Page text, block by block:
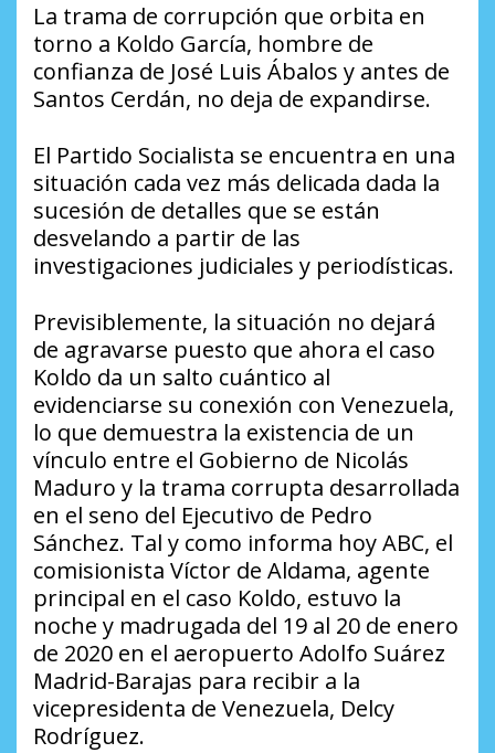
La trama de corrupción que orbita en
torno a Koldo García, hombre de
confianza de José Luis Ábalos y antes de
Santos Cerdán, no deja de expandirse.
El Partido Socialista se encuentra en una
situación cada vez más delicada dada la
sucesión de detalles que se están
desvelando a partir de las
investigaciones judiciales y periodísticas.
Previsiblemente, la situación no dejará
de agravarse puesto que ahora el caso
Koldo da un salto cuántico al
evidenciarse su conexión con Venezuela,
lo que demuestra la existencia de un
vínculo entre el Gobierno de Nicolás
Maduro y la trama corrupta desarrollada
en el seno del Ejecutivo de Pedro
Sánchez. Tal y como informa hoy ABC, el
comisionista Víctor de Aldama, agente
principal en el caso Koldo, estuvo la
noche y madrugada del 19 al 20 de enero
de 2020 en el aeropuerto Adolfo Suárez
Madrid-Barajas para recibir a la
vicepresidenta de Venezuela, Delcy
Rodríguez.